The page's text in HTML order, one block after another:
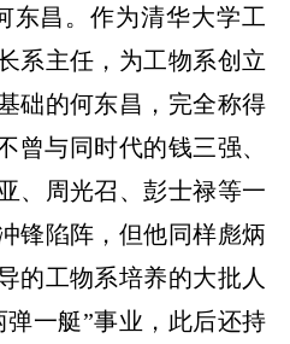
东昌。作为清华大学工
系主任，为工物系创立
础的何东昌，完全称得
曾与同时代的钱三强、
、周光召、彭士禄等一
锋陷阵，但他同样彪炳
的工物系培养的大批人
弹一艇”事业，此后还持